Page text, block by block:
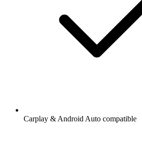
Carplay & Android Auto compatible